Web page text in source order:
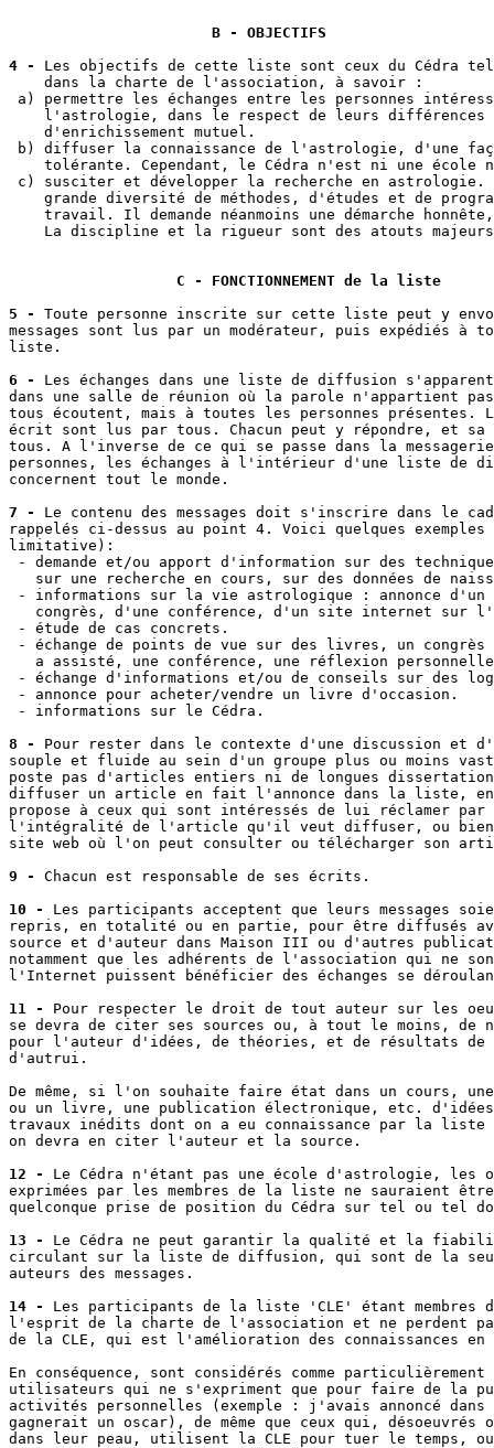
B - OBJECTIFS
4 -
Les objectifs de cette liste sont ceux du Cédra
    dans la charte de l'association, à savoir :
a) permettre les échanges entre les personnes
l'astrologie, dans le respect de leurs
    d'enrichissement mutuel.
b) diffuser la connaissance de l'astrologie, d'une
tolérante. Cependant, le Cédra n'est ni une école
c) susciter et développer la recherche en astrologie.
grande diversité de méthodes, d'études et de
travail. Il demande néanmoins une démarche
La discipline et la rigueur sont des atouts
C - FONCTIONNEMENT de la liste
5 -
Toute personne inscrite sur cette liste peut y
messages sont lus par un modérateur, puis expédiés
liste.
6 -
Les échanges dans une liste de diffusion
dans une salle de réunion où la parole n'appartient
tous écoutent, mais à toutes les personnes présentes.
écrit sont lus par tous. Chacun peut y répondre, et sa
tous. A l'inverse de ce qui se passe dans la
personnes, les échanges à l'intérieur d'une liste de
concernent tout le monde.
7 -
Le contenu des messages doit s'inscrire dans le
rappelés ci-dessus au point 4. Voici quelques
limitative):
- demande et/ou apport d'information sur des
sur une recherche en cours, sur des données de
- informations sur la vie astrologique : annonce
congrès, d'une conférence, d'un site internet sur
- étude de cas concrets.
- échange de points de vue sur des livres, un congrès
a assisté, une conférence, une réflexion
- échange d'informations et/ou de conseils sur des
- annonce pour acheter/vendre un livre d'occasion.
- informations sur le Cédra.
8 -
Pour rester dans le contexte d'une discussion et
souple et fluide au sein d'un groupe plus ou moins
poste pas d'articles entiers ni de longues
diffuser un article en fait l'annonce dans la liste, en
propose à ceux qui sont intéressés de lui réclamer
l'intégralité de l'article qu'il veut diffuser, ou bien
site web où l'on peut consulter ou télécharger son
9 -
Chacun est responsable de ses écrits.
10 -
Les participants acceptent que leurs messages
repris, en totalité ou en partie, pour être diffusés
source et d'auteur dans Maison III ou d'autres
notamment que les adhérents de l'association qui ne
l'Internet puissent bénéficier des échanges se
11 -
Pour respecter le droit de tout auteur sur les
se devra de citer ses sources ou, à tout le moins, de
pour l'auteur d'idées, de théories, et de résultats de
d'autrui.
De même, si l'on souhaite faire état dans un cours,
ou un livre, une publication électronique, etc.
travaux inédits dont on a eu connaissance par la liste
on devra en citer l'auteur et la source.
12 -
Le Cédra n'étant pas une école d'astrologie, les
exprimées par les membres de la liste ne sauraient être
quelconque prise de position du Cédra sur tel ou tel
13 -
Le Cédra ne peut garantir la qualité et la
circulant sur la liste de diffusion, qui sont de la
auteurs des messages.
14 -
Les participants de la liste 'CLE' étant membres
l'esprit de la charte de l'association et ne perdent
de la CLE, qui est l'amélioration des connaissances
En conséquence, sont considérés comme
utilisateurs qui ne s'expriment que pour faire de la
activités personnelles (exemple : j'avais annoncé dans
gagnerait un oscar), de même que ceux qui,
dans leur peau, utilisent la CLE pour tuer le temps,